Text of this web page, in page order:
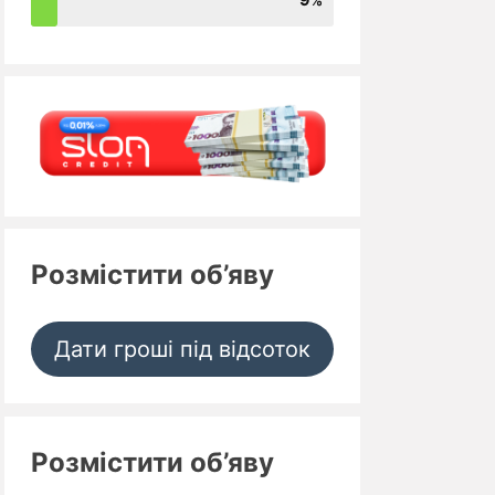
Розмістити об’яву
Дати гроші під відсоток
Розмістити об’яву